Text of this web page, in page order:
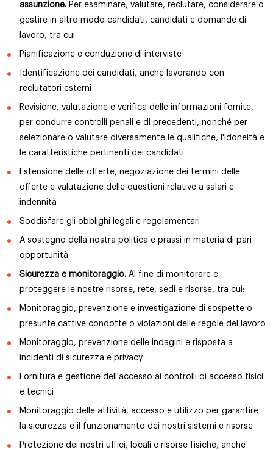
assunzione. Per esaminare, valutare, reclutare, considerare o
gestire in altro modo candidati, candidati e domande di
lavoro, tra cui:
Pianificazione e conduzione di interviste
Identificazione dei candidati, anche lavorando con
reclutatori esterni
Revisione, valutazione e verifica delle informazioni fornite,
per condurre controlli penali e di precedenti, nonché per
selezionare o valutare diversamente le qualifiche, l'idoneità e
le caratteristiche pertinenti dei candidati
Estensione delle offerte, negoziazione dei termini delle
offerte e valutazione delle questioni relative a salari e
indennità
Soddisfare gli obblighi legali e regolamentari
A sostegno della nostra politica e prassi in materia di pari
opportunità
Sicurezza e monitoraggio. Al fine di monitorare e
proteggere le nostre risorse, rete, sedi e risorse, tra cui:
Monitoraggio, prevenzione e investigazione di sospette o
presunte cattive condotte o violazioni delle regole del lavoro
Monitoraggio, prevenzione delle indagini e risposta a
incidenti di sicurezza e privacy
Fornitura e gestione dell'accesso ai controlli di accesso fisici
e tecnici
Monitoraggio delle attività, accesso e utilizzo per garantire
la sicurezza e il funzionamento dei nostri sistemi e risorse
Protezione dei nostri uffici, locali e risorse fisiche, anche